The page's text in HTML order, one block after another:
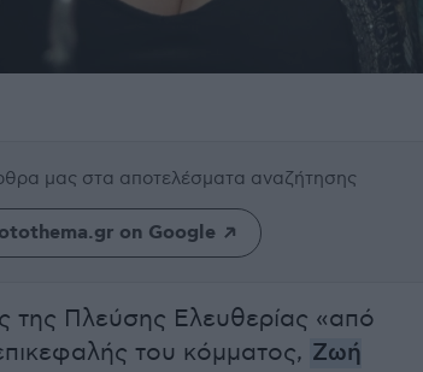
μας στα αποτελέσματα αναζήτησης
on Google
της Πλεύσης Ελευθερίας «από
του κόμματος, Ζωή